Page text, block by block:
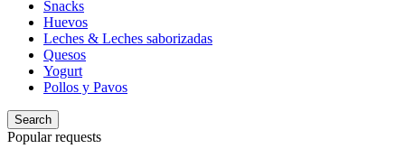
Snacks
Huevos
Leches & Leches saborizadas
Quesos
Yogurt
Pollos y Pavos
Search
Popular requests